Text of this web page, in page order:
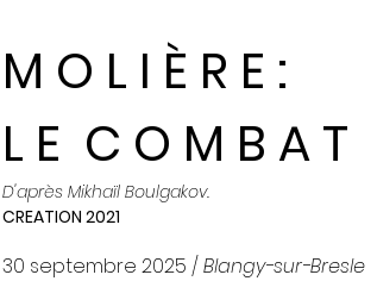
M O L I È R E :
L E C O M B A T
D'après Mikhaïl Boulgakov.
CREATION 2021
30 septembre 2025 /Blangy-sur-Bresle